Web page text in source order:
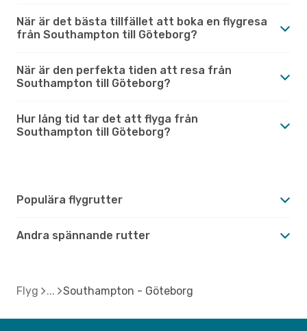
När är det bästa tillfället att boka en flygresa
från Southampton till Göteborg?
När är den perfekta tiden att resa från
Southampton till Göteborg?
Hur lång tid tar det att flyga från
Southampton till Göteborg?
Populära flygrutter
Andra spännande rutter
Flyg Southampton - Göteborg